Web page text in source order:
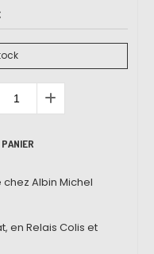
Albin Michel
en Relais Colis et